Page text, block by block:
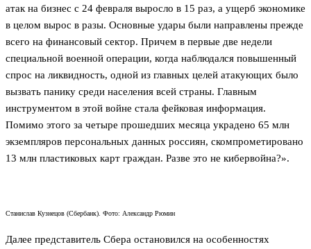
атак на бизнес с 24 февраля выросло в 15 раз, а ущерб экономике
в целом вырос в разы. Основные удары были направлены прежде
всего на финансовый сектор. Причем в первые две недели
специальной военной операции, когда наблюдался повышенный
спрос на ликвидность, одной из главных целей атакующих было
вызвать панику среди населения всей страны. Главным
инструментом в этой войне стала фейковая информация.
Помимо этого за четыре прошедших месяца украдено 65 млн
экземпляров персональных данных россиян, скомпрометировано
13 млн пластиковых карт граждан. Разве это не кибервойна?».
Станислав Кузнецов (Сбербанк). Фото: Александр Рюмин
Далее представитель Сбера остановился на особенностях